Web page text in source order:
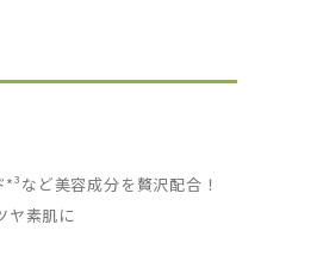
など美容成分を贅沢配合！
ヤ素肌に